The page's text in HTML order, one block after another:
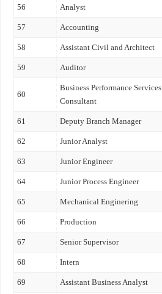
56 Analyst
57 Accounting
58 Assistant Civil and Architect
59 Auditor
60
Business Performance Services
Consultant
61 Deputy Branch Manager
62 Junior Analyst
63 Junior Engineer
64 Junior Process Engineer
65 Mechanical Enginering
66 Production
67 Senior Supervisor
68 Intern
69 Assistant Business Analyst